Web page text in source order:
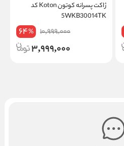
ژاکت پسرانه کوتون Koton کد
5WKB30014TK
10,999,000
64%
3,999,000